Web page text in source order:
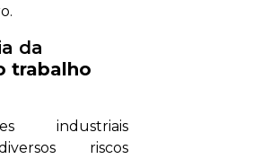
da
trabalho
industriais
riscos